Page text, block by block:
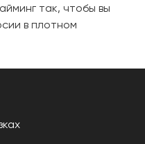
так, чтобы вы
в плотном